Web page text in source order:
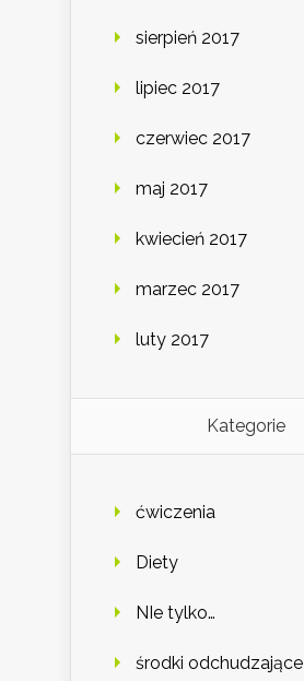
sierpień 2017
lipiec 2017
czerwiec 2017
maj 2017
kwiecień 2017
marzec 2017
luty 2017
Kategorie
ćwiczenia
Diety
NIe tylko…
środki odchudzające